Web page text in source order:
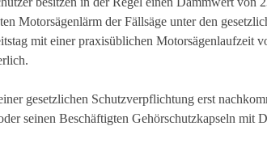
Motorsägenlärm der Fällsäge unter den
mit einer praxisüblichen Motorsägenlaufzeit
gesetzlichen Schutzverpflichtung erst
seinen Beschäftigten Gehörschutzkapseln mit